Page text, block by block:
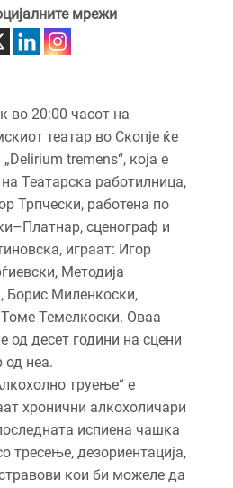
мрежи
во 20:00 часот на
театар во Скопје ќе
tremens“, која е
Театарска работилница,
Трпчески, работена по
сценограф и
играат: Игор
Методија
Борис Миленкоски,
Томе Темелкоски. Оваа
од десет години на сцени
од неа.
труење“ е
хронични алкохоличари
испиена чашка
тресење, дезориентација,
кои би можеле да